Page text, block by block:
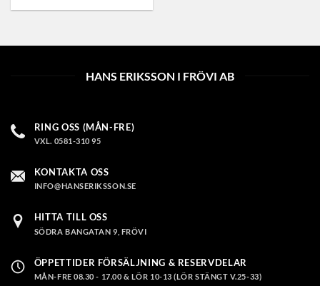
HANS ERIKSSON I FRÖVI AB
RING OSS (MÅN-FRE)
VXL. 0581-310 95
KONTAKTA OSS
INFO@HANSERIKSSON.SE
HITTA TILL OSS
SÖDRA BANGATAN 9, FRÖVI
ÖPPETTIDER FÖRSÄLJNING & RESERVDELAR
MÅN-FRE 08.30 - 17.00 & LÖR 10-13 (LÖR STÄNGT V.25-33)